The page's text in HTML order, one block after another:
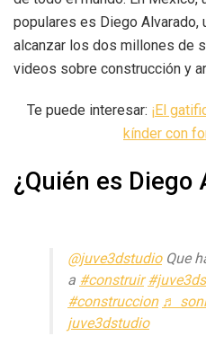
populares es Diego Alvarado,
alcanzar los dos millones de
videos sobre construcción y
Te puede interesar: ¡El
kínder con
¿Quién es Diego
@juve3dstudioQue
a #construir
#construccion ♬
juve3dstudio